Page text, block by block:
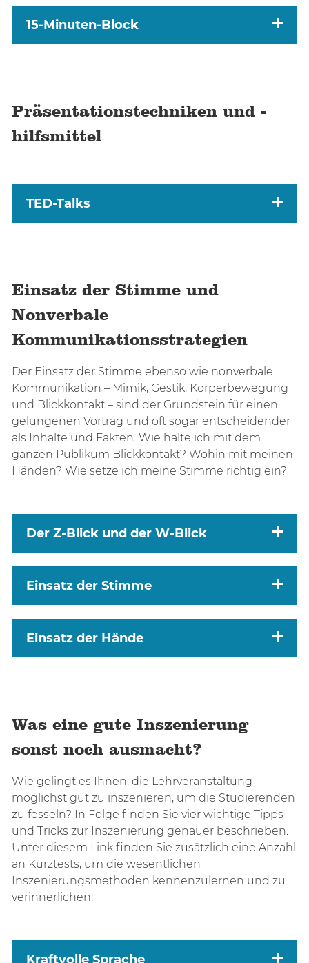
15-Minuten-Block
Präsentationstechniken und -
hilfsmittel
TED-Talks
Einsatz der Stimme und
Nonverbale
Kommunikationsstrategien
Der Einsatz der Stimme ebenso wie nonverbale
Kommunikation – Mimik, Gestik, Körperbewegung
und Blickkontakt – sind der Grundstein für einen
gelungenen Vortrag und oft sogar entscheidender
als Inhalte und Fakten. Wie halte ich mit dem
ganzen Publikum Blickkontakt? Wohin mit meinen
Händen? Wie setze ich meine Stimme richtig ein?
Der Z-Blick und der W-Blick
Einsatz der Stimme
Einsatz der Hände
Was eine gute Inszenierung
sonst noch ausmacht?
Wie gelingt es Ihnen, die Lehrveranstaltung
möglichst gut zu inszenieren, um die Studierenden
zu fesseln? In Folge finden Sie vier wichtige Tipps
und Tricks zur Inszenierung genauer beschrieben.
Unter diesem Link finden Sie zusätzlich eine Anzahl
an Kurztests, um die wesentlichen
Inszenierungsmethoden kennenzulernen und zu
verinnerlichen:
Kraftvolle Sprache